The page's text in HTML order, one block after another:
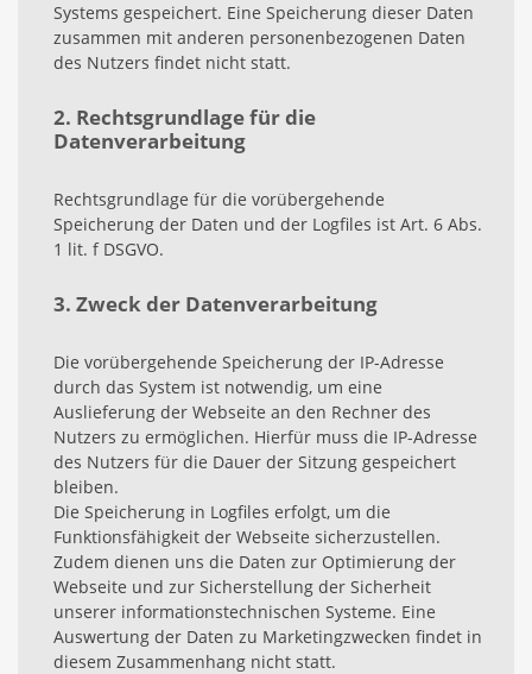
Systems gespeichert. Eine Speicherung dieser Daten
zusammen mit anderen personenbezogenen Daten
des Nutzers findet nicht statt.
2. Rechtsgrundlage für die
Datenverarbeitung
Rechtsgrundlage für die vorübergehende
Speicherung der Daten und der Logfiles ist Art. 6 Abs.
1 lit. f DSGVO.
3. Zweck der Datenverarbeitung
Die vorübergehende Speicherung der IP-Adresse
durch das System ist notwendig, um eine
Auslieferung der Webseite an den Rechner des
Nutzers zu ermöglichen. Hierfür muss die IP-Adresse
des Nutzers für die Dauer der Sitzung gespeichert
bleiben.
Die Speicherung in Logfiles erfolgt, um die
Funktionsfähigkeit der Webseite sicherzustellen.
Zudem dienen uns die Daten zur Optimierung der
Webseite und zur Sicherstellung der Sicherheit
unserer informationstechnischen Systeme. Eine
Auswertung der Daten zu Marketingzwecken findet in
diesem Zusammenhang nicht statt.